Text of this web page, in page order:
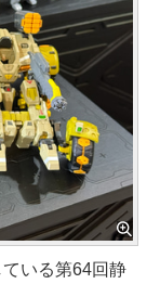
いる第64回静